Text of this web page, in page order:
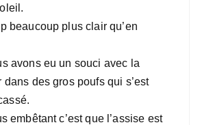
beaucoup plus clair qu’en
avons eu un souci avec la
dans des gros poufs qui s’est
embêtant c’est que l’assise est